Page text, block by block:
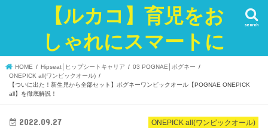
【ルカコ】育児をお
しゃれにスマートに
search
HOME Hipseat│ヒップシートキャリア
03 POGNAE│ポグネー
ONEPICK all(ワンピックオール)
【ついに出た！新生児から全部セット】ポグネーワンピックオール【POGNAE ONEPICK
all】を徹底解説！
ONEPICK all(ワンピックオール)
2022.09.27